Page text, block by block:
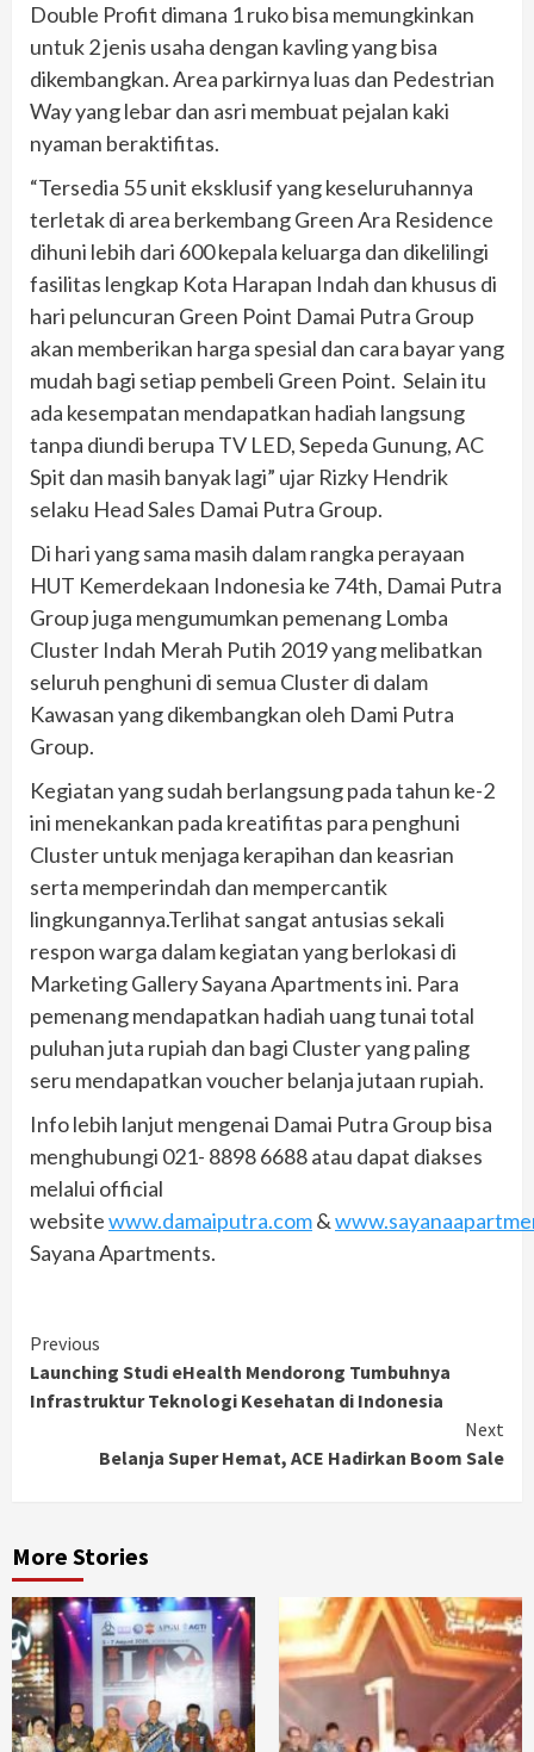
Double Profit dimana 1 ruko bisa memungkinkan
untuk 2 jenis usaha dengan kavling yang bisa
dikembangkan. Area parkirnya luas dan Pedestrian
Way yang lebar dan asri membuat pejalan kaki
nyaman beraktifitas.
“Tersedia 55 unit eksklusif yang keseluruhannya
terletak di area berkembang Green Ara Residence
dihuni lebih dari 600 kepala keluarga dan dikelilingi
fasilitas lengkap Kota Harapan Indah dan khusus di
hari peluncuran Green Point Damai Putra Group
akan memberikan harga spesial dan cara bayar yang
mudah bagi setiap pembeli Green Point. Selain itu
ada kesempatan mendapatkan hadiah langsung
tanpa diundi berupa TV LED, Sepeda Gunung, AC
Spit dan masih banyak lagi” ujar Rizky Hendrik
selaku Head Sales Damai Putra Group.
Di hari yang sama masih dalam rangka perayaan
HUT Kemerdekaan Indonesia ke 74th, Damai Putra
Group juga mengumumkan pemenang Lomba
Cluster Indah Merah Putih 2019 yang melibatkan
seluruh penghuni di semua Cluster di dalam
Kawasan yang dikembangkan oleh Dami Putra
Group.
Kegiatan yang sudah berlangsung pada tahun ke-2
ini menekankan pada kreatifitas para penghuni
Cluster untuk menjaga kerapihan dan keasrian
serta memperindah dan mempercantik
lingkungannya.Terlihat sangat antusias sekali
respon warga dalam kegiatan yang berlokasi di
Marketing Gallery Sayana Apartments ini. Para
pemenang mendapatkan hadiah uang tunai total
puluhan juta rupiah dan bagi Cluster yang paling
seru mendapatkan voucher belanja jutaan rupiah.
Info lebih lanjut mengenai Damai Putra Group bisa
menghubungi 021- 8898 6688 atau dapat diakses
melalui official
websitewww.damaiputra.com&
Sayana Apartments.
Continue
Reading
Previous
Launching Studi eHealth Mendorong Tumbuhnya
Infrastruktur Teknologi Kesehatan di Indonesia
Next
Belanja Super Hemat, ACE Hadirkan Boom Sale
More Stories